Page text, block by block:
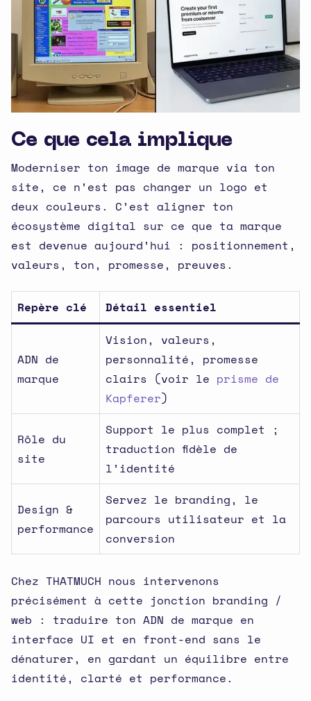
Ce que cela implique
Moderniser ton image de marque via ton
site, ce n’est pas changer un logo et
deux couleurs. C’est aligner ton
écosystème digital sur ce que ta marque
est devenue aujourd’hui : positionnement,
valeurs, ton, promesse, preuves.
Repère clé Détail essentiel
ADN de
marque
Vision, valeurs,
personnalité, promesse
clairs (voir le prisme de
Kapferer)
Rôle du
site
Support le plus complet ;
traduction fidèle de
l’identité
Design &
performance
Servez le branding, le
parcours utilisateur et la
conversion
Chez THATMUCH nous intervenons
précisément à cette jonction branding /
web : traduire ton ADN de marque en
interface UI et en front-end sans le
dénaturer, en gardant un équilibre entre
identité, clarté et performance.